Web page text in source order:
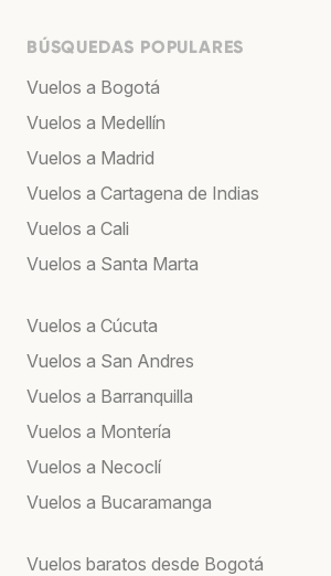
BÚSQUEDAS POPULARES
Vuelos a Bogotá
Vuelos a Medellín
Vuelos a Madrid
Vuelos a Cartagena de Indias
Vuelos a Cali
Vuelos a Santa Marta
Vuelos a Cúcuta
Vuelos a San Andres
Vuelos a Barranquilla
Vuelos a Montería
Vuelos a Necoclí
Vuelos a Bucaramanga
Vuelos baratos desde Bogotá